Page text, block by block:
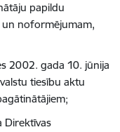
papildu
noformējumam,
2002. gada 10. jūnija
tiesību aktu
Direktīvas